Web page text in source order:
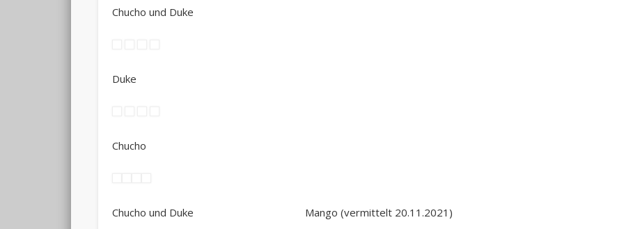
Chucho und Duke
Duke
Chucho
Chucho und Duke Mango (vermittelt 20.11.2021)